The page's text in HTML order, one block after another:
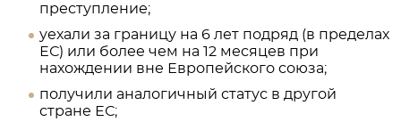
преступление;
уехали за границу на 6 лет подряд (в пределах
ЕС) или более чем на 12 месяцев при
нахождении вне Европейского союза;
получили аналогичный статус в другой
стране ЕС;